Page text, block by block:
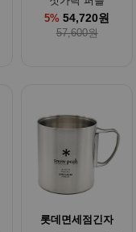
5% 54,720원
57,600원
롯데면세점긴자